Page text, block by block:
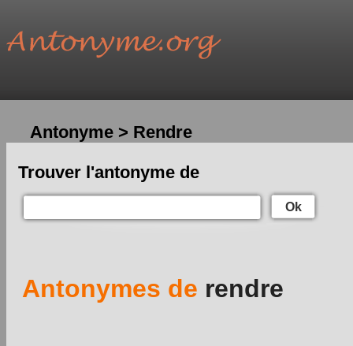
Antonyme > Rendre
Trouver l'antonyme de
Ok
Antonymes de rendre